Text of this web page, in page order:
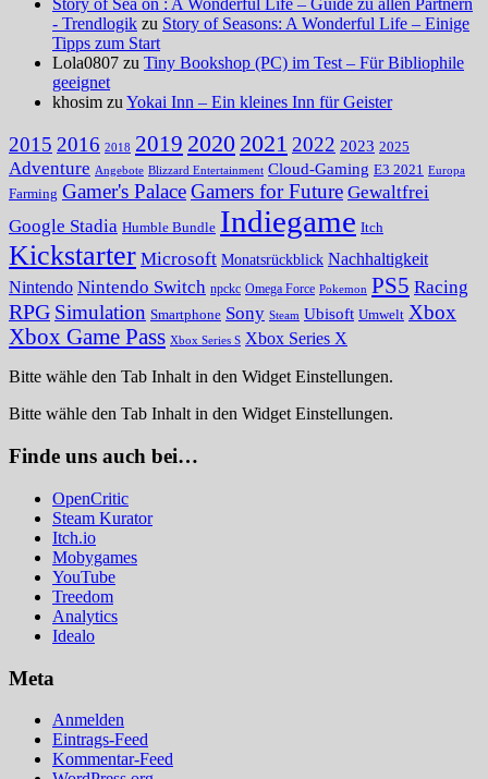
Story of Sea on : A Wonderful Life – Guide zu allen Partnern
- Trendlogik zu Story of Seasons: A Wonderful Life – Einige
Tipps zum Start
Lola0807 zu Tiny Bookshop (PC) im Test – Für Bibliophile
geeignet
khosim zuYokai Inn – Ein kleines Inn für Geister
2015 2016 2018 2019 2020 2021 2022 2023 2025
Adventure Angebote Blizzard Entertainment Cloud-Gaming E3 2021 Europa
Farming Gamer's PalaceGamers for Future Gewaltfrei
Google Stadia Humble Bundle Indiegame Itch
Kickstarter Microsoft Monatsrückblick Nachhaltigkeit
Nintendo Nintendo Switch npckc Omega Force Pokemon PS5 Racing
RPG Simulation Smartphone Sony Steam Ubisoft Umwelt Xbox
Xbox Game Pass Xbox Series S Xbox Series X
Bitte wähle den Tab Inhalt in den Widget Einstellungen.
Bitte wähle den Tab Inhalt in den Widget Einstellungen.
Finde uns auch bei…
OpenCritic
Steam Kurator
Itch.io
Mobygames
YouTube
Treedom
Analytics
Idealo
Meta
Anmelden
Eintrags-Feed
Kommentar-Feed